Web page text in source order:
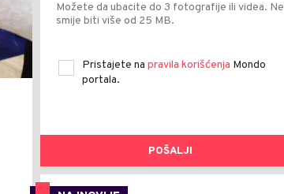
Možete da ubacite do 3 fotografije ili videa. Ne
smije biti više od 25 MB.
Pristajete na pravila korišćenja Mondo
portala.
POŠALJI